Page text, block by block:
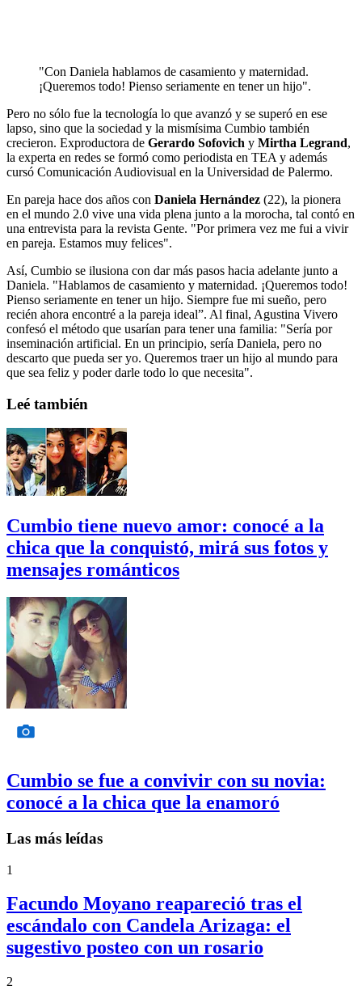
"Con Daniela hablamos de casamiento y maternidad.
¡Queremos todo! Pienso seriamente en tener un hijo".
Pero no sólo fue la tecnología lo que avanzó y se superó en ese
lapso, sino que la sociedad y la mismísima Cumbio también
crecieron. Exproductora de Gerardo Sofovich y Mirtha Legrand,
la experta en redes se formó como periodista en TEA y además
cursó Comunicación Audiovisual en la Universidad de Palermo.
En pareja hace dos años con Daniela Hernández (22), la pionera
en el mundo 2.0 vive una vida plena junto a la morocha, tal contó en
una entrevista para la revista Gente. "Por primera vez me fui a vivir
en pareja. Estamos muy felices".
Así, Cumbio se ilusiona con dar más pasos hacia adelante junto a
Daniela. "Hablamos de casamiento y maternidad. ¡Queremos todo!
Pienso seriamente en tener un hijo. Siempre fue mi sueño, pero
recién ahora encontré a la pareja ideal”. Al final, Agustina Vivero
confesó el método que usarían para tener una familia: "Sería por
inseminación artificial. En un principio, sería Daniela, pero no
descarto que pueda ser yo. Queremos traer un hijo al mundo para
que sea feliz y poder darle todo lo que necesita".
Leé también
Cumbio tiene nuevo amor: conocé a la
chica que la conquistó, mirá sus fotos y
mensajes románticos
Cumbio se fue a convivir con su novia:
conocé a la chica que la enamoró
Las más leídas
1
Facundo Moyano reapareció tras el
escándalo con Candela Arizaga: el
sugestivo posteo con un rosario
2